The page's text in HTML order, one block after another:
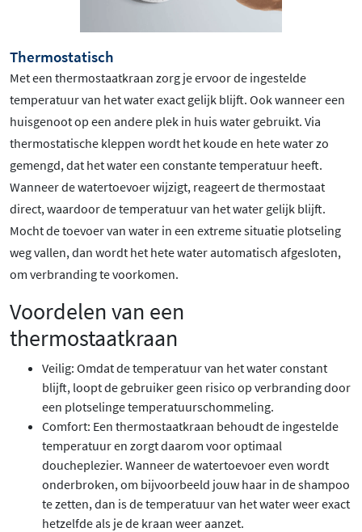
Thermostatisch
Met een thermostaatkraan zorg je ervoor de ingestelde
temperatuur van het water exact gelijk blijft. Ook wanneer een
huisgenoot op een andere plek in huis water gebruikt. Via
thermostatische kleppen wordt het koude en hete water zo
gemengd, dat het water een constante temperatuur heeft.
Wanneer de watertoevoer wijzigt, reageert de thermostaat
direct, waardoor de temperatuur van het water gelijk blijft.
Mocht de toevoer van water in een extreme situatie plotseling
weg vallen, dan wordt het hete water automatisch afgesloten,
om verbranding te voorkomen.
Voordelen van een
thermostaatkraan
Veilig: Omdat de temperatuur van het water constant
blijft, loopt de gebruiker geen risico op verbranding door
een plotselinge temperatuurschommeling.
Comfort: Een thermostaatkraan behoudt de ingestelde
temperatuur en zorgt daarom voor optimaal
doucheplezier. Wanneer de watertoevoer even wordt
onderbroken, om bijvoorbeeld jouw haar in de shampoo
te zetten, dan is de temperatuur van het water weer exact
hetzelfde als je de kraan weer aanzet.